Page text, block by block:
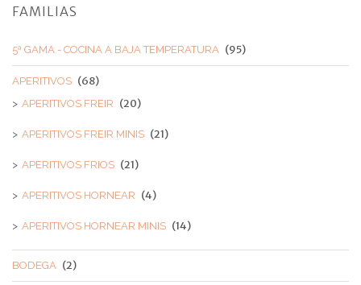
FAMILIAS
5ª GAMA - COCINA A BAJA TEMPERATURA (95)
APERITIVOS (68)
APERITIVOS FREIR (20)
APERITIVOS FREIR MINIS (21)
APERITIVOS FRIOS (21)
APERITIVOS HORNEAR (4)
APERITIVOS HORNEAR MINIS (14)
BODEGA (2)